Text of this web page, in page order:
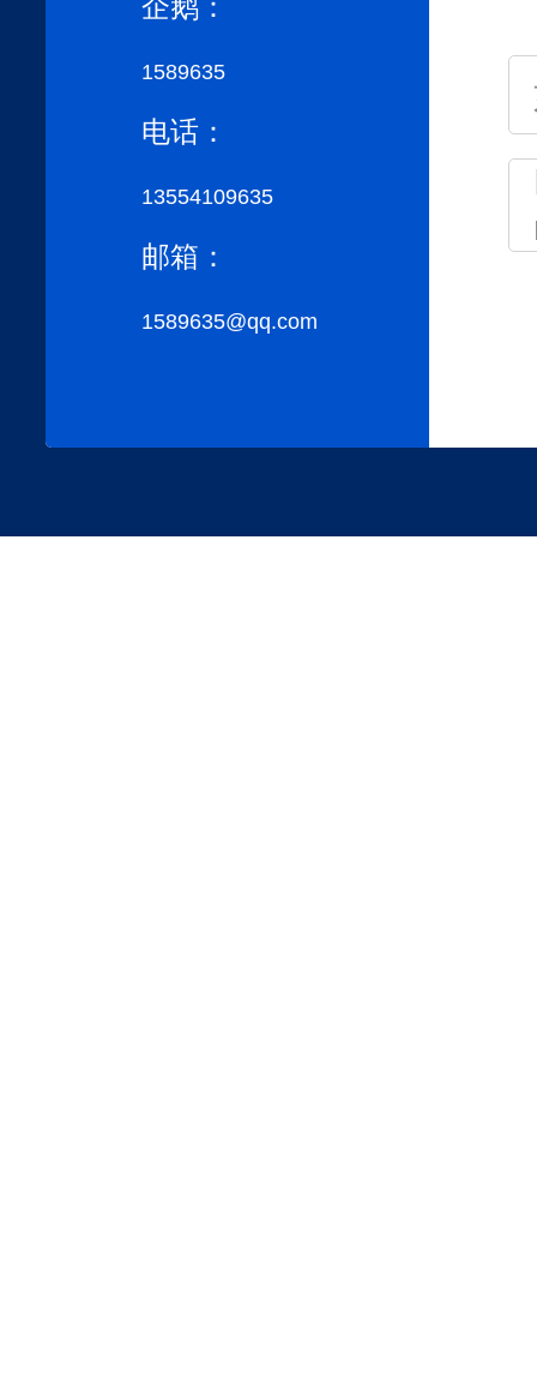
企鹅：
1589635
电话：
13554109635
邮箱：
1589635@qq.com